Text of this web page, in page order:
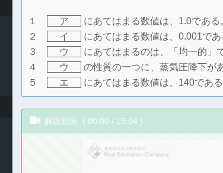
１ ア
にあてはまる数値は、1.0である
２
イ
にあてはまる数値は、0.001であ
３
ウ
にあてはまるのは、「均一的」
４
ウ
の性質の一つに、蒸気圧降下が
５
エ にあてはまる数値は、140である
解説動画 ( 00:00 / 15:04 )